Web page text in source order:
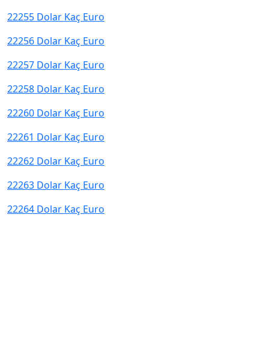
22255 Dolar Kaç Euro
22256 Dolar Kaç Euro
22257 Dolar Kaç Euro
22258 Dolar Kaç Euro
22260 Dolar Kaç Euro
22261 Dolar Kaç Euro
22262 Dolar Kaç Euro
22263 Dolar Kaç Euro
22264 Dolar Kaç Euro